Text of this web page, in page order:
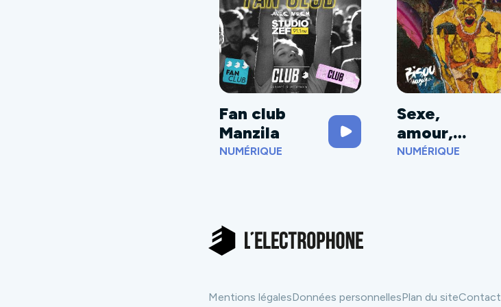
Fan club
Manzila
NUMÉRIQUE
Sexe,
amour,
meurtres et
NUMÉRIQUE
Mentions légalesDonnées personnellesPlan du siteContact